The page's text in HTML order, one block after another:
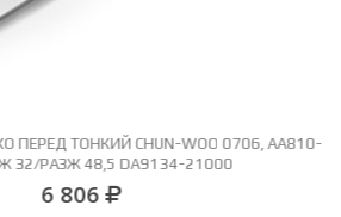
ПЕРЕД ТОНКИЙ CHUN-WOO 0706, АА810-
32/РАЗЖ 48,5 DA9134-21000
6 806